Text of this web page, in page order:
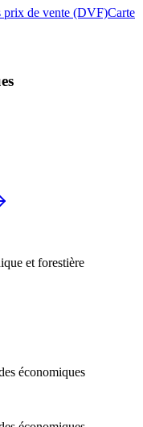
prix de vente (DVF)Carte
et forestière
économiques